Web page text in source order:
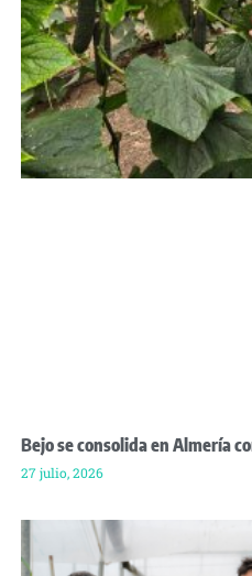
Bejo se consolida en Almería
27 julio, 2026